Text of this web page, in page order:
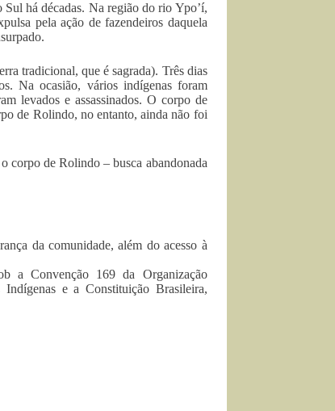
há décadas. Na região do rio Ypo’í,
pela ação de fazendeiros daquela
tradicional, que é sagrada). Três dias
Na ocasião, vários indígenas foram
levados e assassinados. O corpo de
de Rolindo, no entanto, ainda não foi
corpo de Rolindo – busca abandonada
da comunidade, além do acesso à
a Convenção 169 da Organização
e a Constituição Brasileira,